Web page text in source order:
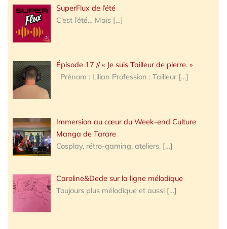
SuperFlux de l’été
C’est l’été… Mais […]
Épisode 17 // « Je suis Tailleur de pierre. »
Prénom : Lilian Profession : Tailleur […]
Immersion au cœur du Week-end Culture
Manga de Tarare
Cosplay, rétro-gaming, ateliers, […]
Caroline&Dede sur la ligne mélodique
Toujours plus mélodique et aussi […]